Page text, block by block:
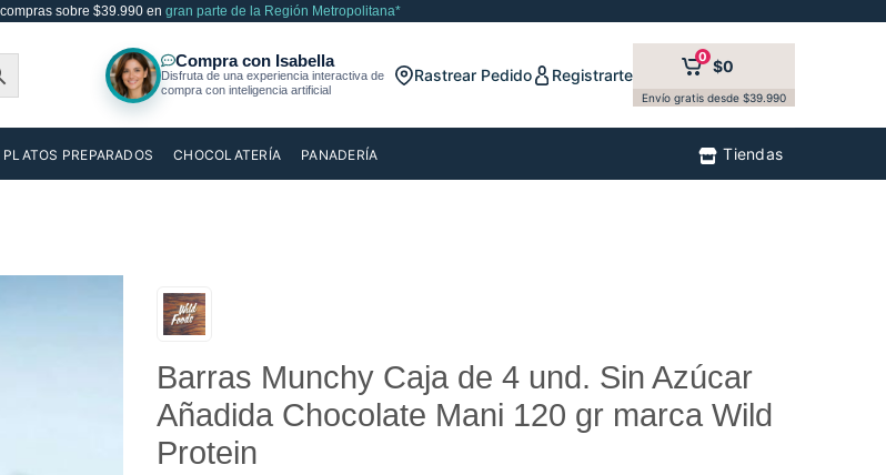
sobre $39.990 en gran parte de la Región Metropolitana*
Rastrear Pedido Registrarte
0 $0
Envío gratis desde $39.990
PLATOS PREPARADOS CHOCOLATERÍA PANADERÍA Tiendas
Barras Munchy Caja de 4 und. Sin Azúcar
Añadida Chocolate Mani 120 gr marca Wild
Protein